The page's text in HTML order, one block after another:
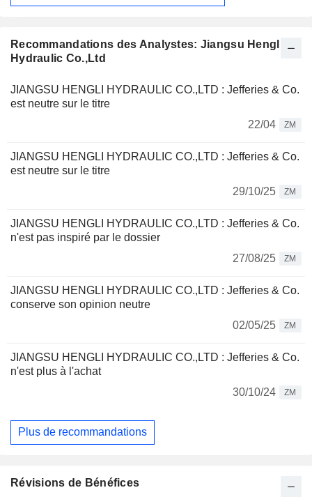
Recommandations des Analystes: Jiangsu Hengli
Hydraulic Co.,Ltd
JIANGSU HENGLI HYDRAULIC CO.,LTD : Jefferies & Co.
est neutre sur le titre
22/04
ZM
JIANGSU HENGLI HYDRAULIC CO.,LTD : Jefferies & Co.
est neutre sur le titre
29/10/25
ZM
JIANGSU HENGLI HYDRAULIC CO.,LTD : Jefferies & Co.
n'est pas inspiré par le dossier
27/08/25
ZM
JIANGSU HENGLI HYDRAULIC CO.,LTD : Jefferies & Co.
conserve son opinion neutre
02/05/25
ZM
JIANGSU HENGLI HYDRAULIC CO.,LTD : Jefferies & Co.
n'est plus à l'achat
30/10/24
ZM
Plus de recommandations
Révisions de Bénéfices